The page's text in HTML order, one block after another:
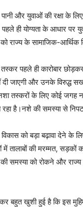
और युवाओं की रक्षा के
पहले ही योग्यता के आधार
राज्य के सामाजिक-आर्थिक
पहले ही कारोबार
जाएगी और उनके विरुद्ध
तस्करों के लिए कोई जगह
रहा है।नशे की समस्या से
को बड़ा बढ़ावा देने
में तालाबों की मरम्मत,
की समस्या को रोकने और
बहुत खुशी हुई है कि इस